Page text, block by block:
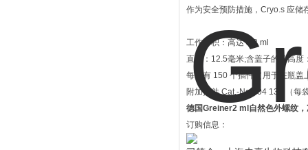
作为安全预防措施，Cryo.s 应储
工作体积：高达 2.2 ml
直径：12.5毫米;含盖子的总高度
每箱有 150 个插件（用于在瓶盖
附加插件 Cat.-No.304 134 （每
德国Greiner2 ml自然色外螺纹，
订购信息：